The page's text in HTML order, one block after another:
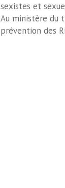
sexistes et
Au ministère du
prévention des